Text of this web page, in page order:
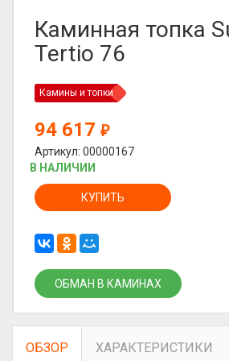
Каминная топка
Tertio 76
Камины и топки
94 617 ₽
Артикул: 00000167
В НАЛИЧИИ
КУПИТЬ
ОБМАН В КАМИНАХ
ОБЗОР ХАРАКТЕРИСТИКИ